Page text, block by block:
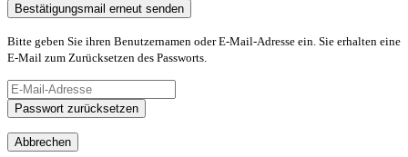
Bestätigungsmail erneut senden
Bitte geben Sie ihren Benutzernamen oder E-Mail-Adresse ein. Sie erhalten eine
E-Mail zum Zurücksetzen des Passworts.
Passwort zurücksetzen
Abbrechen